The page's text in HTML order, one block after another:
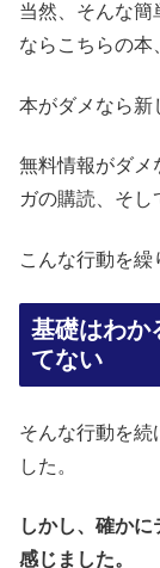
当然、そんな簡
ならこちらの本
本がダメなら新
無料情報がダメ
ガの購読、そし
こんな行動を繰
基礎はわか
てない
そんな行動を続
した。
しかし、確か
感じました。